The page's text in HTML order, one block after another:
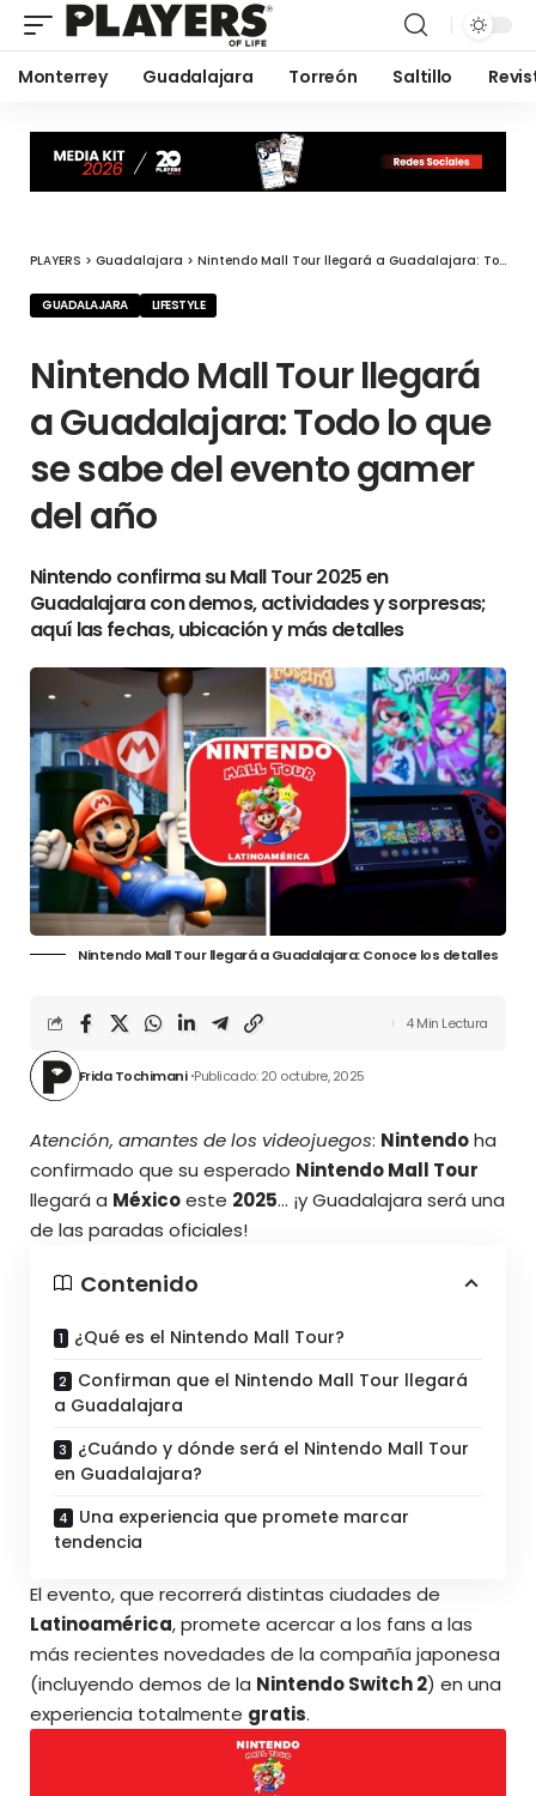
Monterrey Guadalajara Torreón Saltillo
PLAYERS > Guadalajara > Nintendo Mall Tour llegará a Guadalajara: Todo lo que se sabe del evento gamer del año
GUADALAJARA LIFESTYLE
Nintendo Mall Tour llegará
a Guadalajara: Todo lo que
se sabe del evento gamer
del año
Nintendo confirma su Mall Tour 2025 en
Guadalajara con demos, actividades y sorpresas;
aquí las fechas, ubicación y más detalles
Nintendo Mall Tour llegará a Guadalajara: Conoce los detalles
Frida Tochimani Publicado: 20 octubre, 2025
4 Min Lectura
Atención, amantes de los videojuegos: Nintendoha
confirmado que su esperado Nintendo Mall Tour
llegará a Méxicoeste 2025… ¡y Guadalajara será una
de las paradas oficiales!
Contenido
¿Qué es el Nintendo Mall Tour?
Confirman que el Nintendo Mall Tour llegará
a Guadalajara
¿Cuándo y dónde será el Nintendo Mall Tour
en Guadalajara?
Una experiencia que promete marcar
tendencia
El evento, que recorrerá distintas ciudades de
Latinoamérica, promete acercar a los fans a las
más recientes novedades de la compañía japonesa
(incluyendo demos de la Nintendo Switch 2) en una
experiencia totalmente gratis.